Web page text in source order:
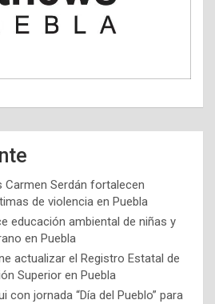
Carmen Serdán fortalecen
de violencia en Puebla
educación ambiental de niñas y
en Puebla
actualizar el Registro Estatal de
Superior en Puebla
con jornada “Día del Pueblo” para